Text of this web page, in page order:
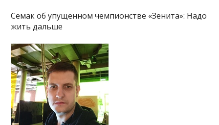
Семак об упущенном чемпионстве «Зенита»: Надо
жить дальше